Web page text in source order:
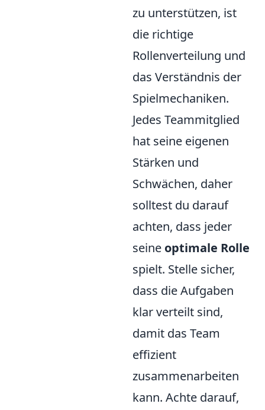
zu unterstützen, ist
die richtige
Rollenverteilung und
das Verständnis der
Spielmechaniken.
Jedes Teammitglied
hat seine eigenen
Stärken und
Schwächen, daher
solltest du darauf
achten, dass jeder
seine optimale Rolle
spielt. Stelle sicher,
dass die Aufgaben
klar verteilt sind,
damit das Team
effizient
zusammenarbeiten
kann. Achte darauf,